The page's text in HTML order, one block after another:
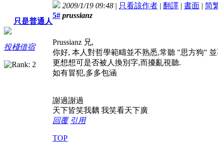
只是普通人
投棧借宿
2009/1/19 09:48 | 只看該作者 | 翻譯 | 書面 | 简
5# prussianz
Prussianz 兄,
你好, 本人對哲學範疇並不熟悉,常聽 "思方狗"
更想想可是否被人換別字,而擾亂視聽.
如有冒犯,多多包涵
謝過謝過
天下皆笑我黐 我笑看天下廣
回覆 引用
TOP